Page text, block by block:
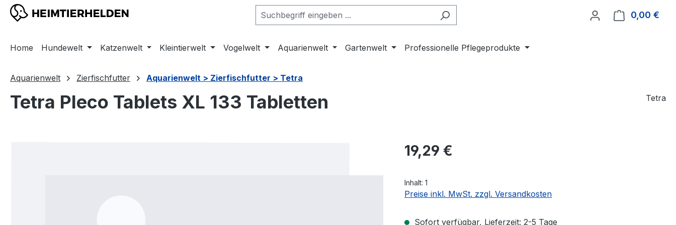
Hauptinhalt springen
Zur Suche springen
Zur Hauptnavigation springen 0,00 €
Home Hundewelt Katzenwelt Kleintierwelt Vogelwelt Aquarienwelt Gartenwelt Professionelle Pflegeprodukte
Aquarienwelt Zierfischfutter Aquarienwelt > Zierfischfutter > Tetra
Tetra Pleco Tablets XL 133 Tabletten Tetra
Regulärer Preis:
19,29 €
Inhalt: 1
Preise inkl. MwSt. zzgl. Versandkosten
Sofort verfügbar, Lieferzeit: 2-5 Tage